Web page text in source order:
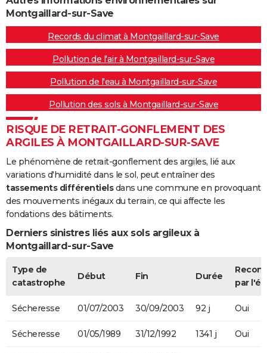
Montgaillard-sur-Save
Records du climat à Montgaillard-sur-Save
Pollution de l'air à Montgaillard-sur-Save
Pollution de l'eau à Montgaillard-sur-Save
Pollution des sols à Montgaillard-sur-Save
RISQUE DE RETRAIT-GONFLEMENT DES
ARGILES À MONTGAILLARD-SUR-SAVE
Le phénomène de retrait-gonflement des argiles, lié aux
variations d'humidité dans le sol, peut entraîner des
tassements différentielsdans une commune en provoquant
des mouvements inégaux du terrain, ce qui affecte les
fondations des bâtiments.
Derniers sinistres liés aux sols argileux à
Montgaillard-sur-Save
Type de
catastrophe
Début Fin Durée
par
Sécheresse 01/07/2003 30/09/2003 92 j Oui
Sécheresse 01/05/1989 31/12/1992 1341 j Oui